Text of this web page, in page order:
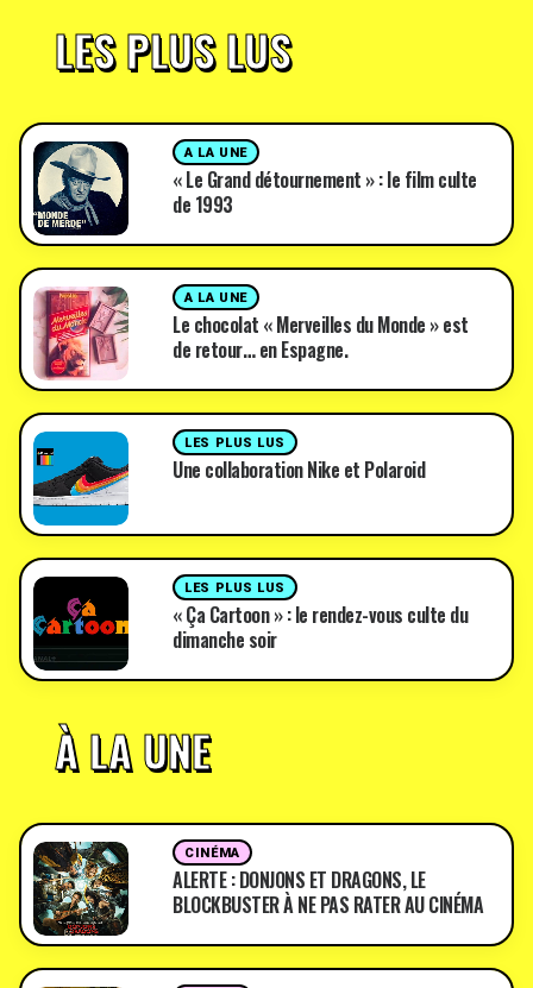
LES PLUS LUS
A LA UNE
« Le Grand détournement » : le film culte
de 1993
A LA UNE
Le chocolat « Merveilles du Monde » est
de retour… en Espagne.
LES PLUS LUS
Une collaboration Nike et Polaroid
LES PLUS LUS
« Ça Cartoon » : le rendez-vous culte du
dimanche soir
À LA UNE
CINÉMA
ALERTE : DONJONS ET DRAGONS, LE
BLOCKBUSTER À NE PAS RATER AU CINÉMA